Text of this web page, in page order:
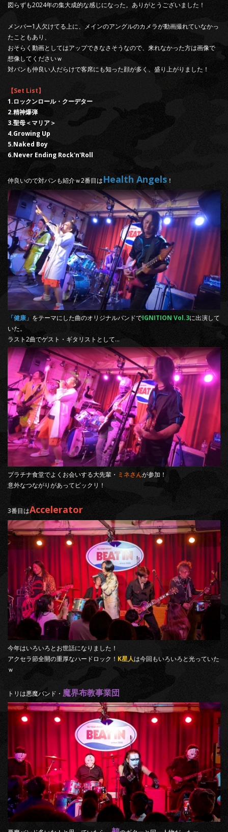
図らずも2024年の集大成的な感じになった。ありがとうございました！
メンバー1人欠けてる上に、メインのアングルのカメラが動画撮れていなかっ
たこともあり、
おそらく動画としてはアップできなさそうなので、来れなかった方は画像で
想像してくださいｗ
対バンも仲良い人だらけで客席にも知った顔が多く、盛り上がりました！
【Set List】
1.ロックンロール・クーデター
2.精神爆弾
3.聖母＜マリア＞
4.Growing Up
5.Naked Boy
6.Never Ending Rock'n'Roll
仲良いので対バンも紹介ｗ2番目はHealth Angels ！
「健康」 をテーマにした曲のオリジナルバンドでIGNITION Vol.3に出演して
いた。
ラスト2曲でゲスト・ギタリストとして…
プラチナ食堂でよくお会いする大先輩・ ミネさんが参加！
意外なつながりがあってビックリ！
3番目はAccelerator
今年はいろいろとお世話になりました！
アクセラ節全開の重厚なハードロック！ K星人は今回もいろいろと光っていた
ｗ
トリは悪魔バンド・ 魔界布教事業団